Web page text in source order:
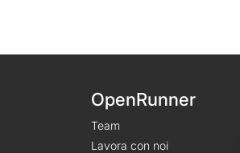
OpenRunner
Team
Lavora con noi